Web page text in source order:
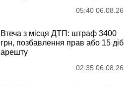
05:40 06.08.26
Втеча з місця ДТП: штраф 3400
грн, позбавлення прав або 15 діб
арешту
02:35 06.08.26